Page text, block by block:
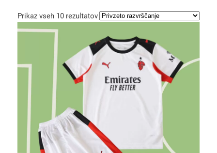
Prikaz vseh 10 rezultatov